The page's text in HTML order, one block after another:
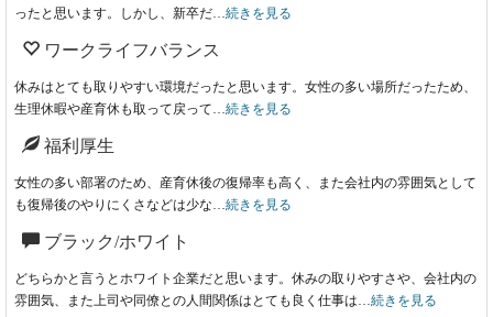
ったと思います。しかし、新卒だ…続きを見る
ワークライフバランス
休みはとても取りやすい環境だったと思います。女性の多い場所だったため、
生理休暇や産育休も取って戻って…続きを見る
福利厚生
女性の多い部署のため、産育休後の復帰率も高く、また会社内の雰囲気として
も復帰後のやりにくさなどは少な…続きを見る
ブラック/ホワイト
どちらかと言うとホワイト企業だと思います。休みの取りやすさや、会社内の
雰囲気、また上司や同僚との人間関係はとても良く仕事は…続きを見る